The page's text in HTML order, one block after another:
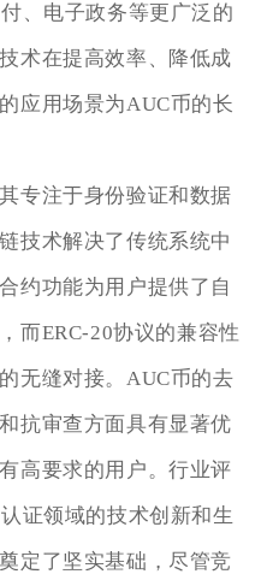
、电子政务等更广泛的
术在提高效率、降低成
应用场景为AUC币的长
专注于身份验证和数据
技术解决了传统系统中
约功能为用户提供了自
而ERC-20协议的兼容性
无缝对接。AUC币的去
抗审查方面具有显著优
高要求的用户。行业评
证领域的技术创新和生
定了坚实基础，尽管竞